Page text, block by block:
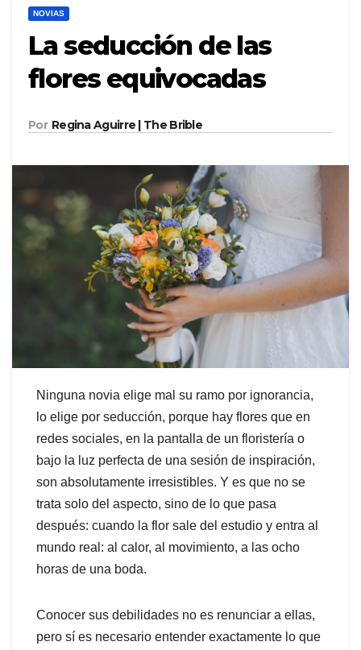
NOVIAS
La seducción de las
flores equivocadas
Por Regina Aguirre | The Brible
Ninguna novia elige mal su ramo por ignorancia,
lo elige por seducción, porque hay flores que en
redes sociales, en la pantalla de un floristería o
bajo la luz perfecta de una sesión de inspiración,
son absolutamente irresistibles. Y es que no se
trata solo del aspecto, sino de lo que pasa
después: cuando la flor sale del estudio y entra al
mundo real: al calor, al movimiento, a las ocho
horas de una boda.
Conocer sus debilidades no es renunciar a ellas,
pero sí es necesario entender exactamente lo que